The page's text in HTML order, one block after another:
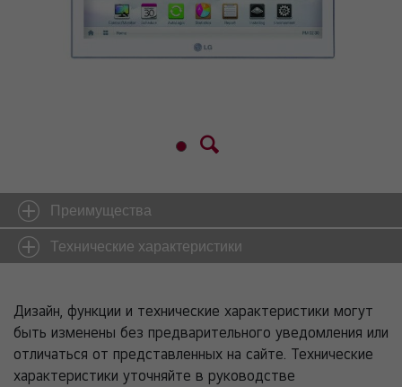
Преимущества
Технические характеристики
Дизайн, функции и технические характеристики могут
быть изменены без предварительного уведомления или
отличаться от представленных на сайте. Технические
характеристики уточняйте в руководстве